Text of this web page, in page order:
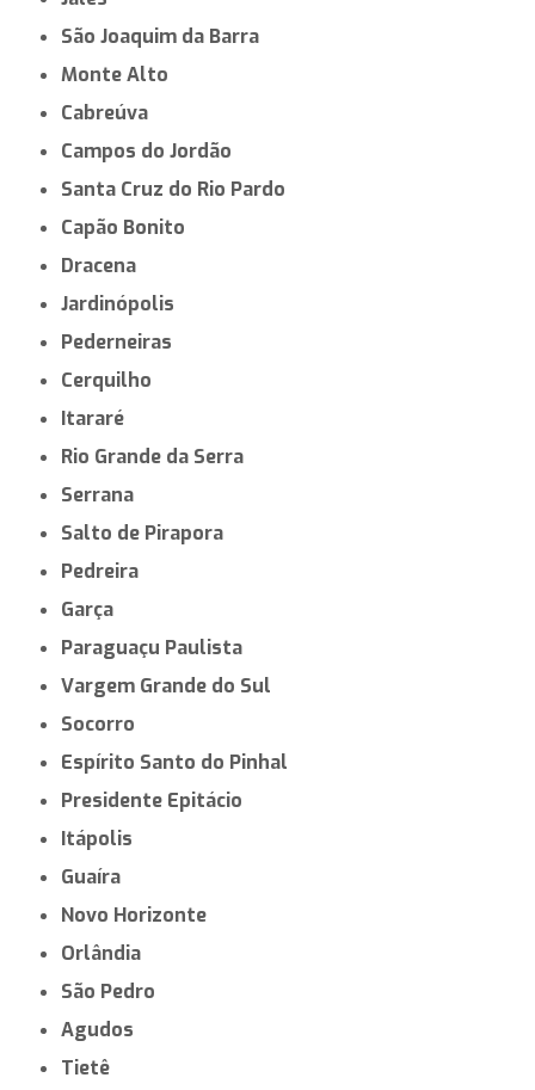
São Joaquim da Barra
Monte Alto
Cabreúva
Campos do Jordão
Santa Cruz do Rio Pardo
Capão Bonito
Dracena
Jardinópolis
Pederneiras
Cerquilho
Itararé
Rio Grande da Serra
Serrana
Salto de Pirapora
Pedreira
Garça
Paraguaçu Paulista
Vargem Grande do Sul
Socorro
Espírito Santo do Pinhal
Presidente Epitácio
Itápolis
Guaíra
Novo Horizonte
Orlândia
São Pedro
Agudos
Tietê